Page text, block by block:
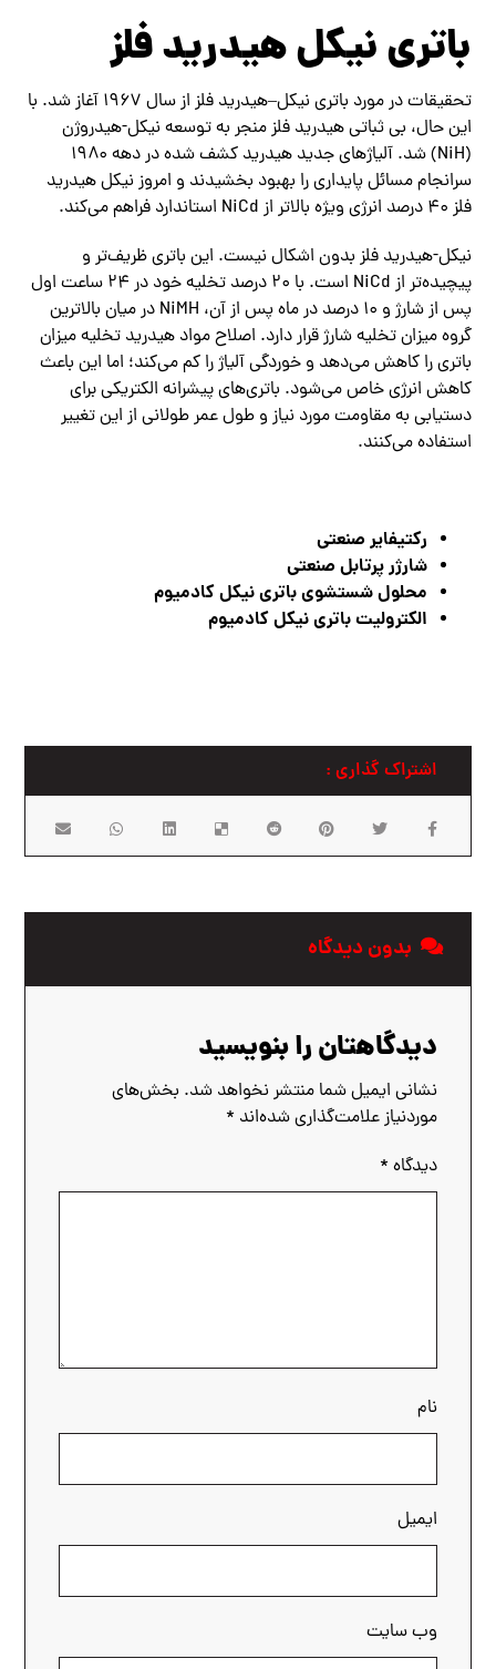
باتری نیکل هیدرید فلز
تحقیقات در مورد باتری نیکل–هیدرید فلز از سال ۱۹۶۷ آغاز شد. با
این حال، بی ثباتی هیدرید فلز منجر به توسعه نیکل-هیدروژن
(NiH) شد. آلیاژهای جدید هیدرید کشف شده در دهه ۱۹۸۰
سرانجام مسائل پایداری را بهبود بخشیدند و امروز نیکل هیدرید
فلز ۴۰ درصد انرژی ویژه بالاتر از NiCd استاندارد فراهم می‌کند.
نیکل-هیدرید فلز بدون اشکال نیست. این باتری ظریف‌تر و
پیچیده‌تر از NiCd است. با ۲۰ درصد تخلیه خود در ۲۴ ساعت اول
پس از شارژ و ۱۰ درصد در ماه پس از آن، NiMH در میان بالاترین
گروه میزان تخلیه شارژ قرار دارد. اصلاح مواد هیدرید تخلیه میزان
باتری را کاهش می‌دهد و خوردگی آلیاژ را کم می‌کند؛ اما این باعث
کاهش انرژی خاص می‌شود. باتری‌های پیشرانه الکتریکی برای
دستیابی به مقاومت مورد نیاز و طول عمر طولانی از این تغییر
استفاده می‌کنند.
رکتیفایر صنعتی
شارژر پرتابل صنعتی
محلول شستشوی باتری نیکل کادمیوم
الکترولیت باتری نیکل کادمیوم
بدون دیدگاه
دیدگاهتان را بنویسید
نشانی ایمیل شما منتشر نخواهد شد. بخش‌های
موردنیاز علامت‌گذاری شده‌اند *
دیدگاه *
نام
ایمیل
وب‌ سایت